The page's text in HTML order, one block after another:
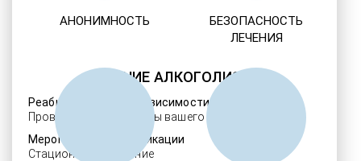
ЛЕЧЕНИЕ АЛКОГОЛИЗМА
Реабилитация алкозависимости
Проверенные ребцентры вашего региона
Мероприятия детоксикации
Стационарное лечение
АНОНИМНОСТЬ
БЕЗОПАСНОСТЬ
ЛЕЧЕНИЯ